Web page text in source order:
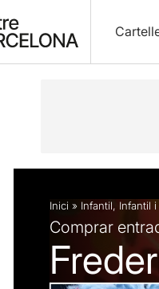
Descripció Fitxa
Inici » Infantil, Infantil i
Comprar